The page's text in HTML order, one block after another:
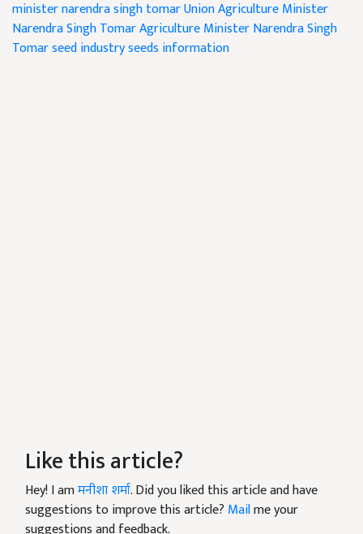
ministernarendra singh tomarUnion Agriculture Minister
Narendra Singh TomarAgriculture Minister Narendra Singh
Tomarseed industryseeds information
Like this article?
Hey! I amमनीशा शर्मा. Did you liked this article and have
suggestions to improve this article? Mailme your
suggestions and feedback.